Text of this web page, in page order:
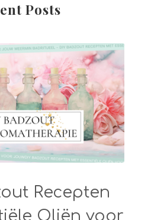
Posts
Recepten
Oliën voor